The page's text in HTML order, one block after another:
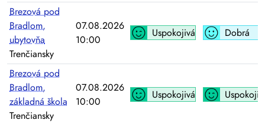
Brezová pod
Bradlom,
ubytovňa
Trenčiansky
07.08.2026
10:00
Uspokojivá Dobrá
Brezová pod
Bradlom,
základná škola
Trenčiansky
07.08.2026
10:00
Uspokojivá